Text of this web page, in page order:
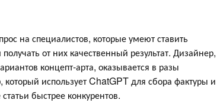
на специалистов, которые умеют ставить
от них качественный результат. Дизайнер,
концепт-арта, оказывается в разы
который использует ChatGPT для сбора фактуры и
быстрее конкурентов.